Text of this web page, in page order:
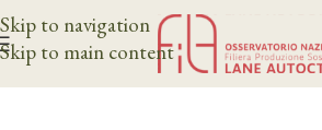
Skip to navigation
Skip to main content